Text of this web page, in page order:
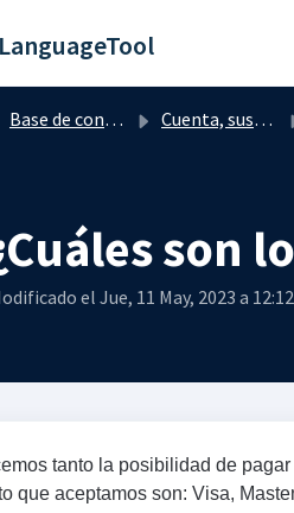
LanguageTool
Base de conocimientos Cuenta, suscripción y facturación
son
el Jue, 11 May, 2023 a 12:12
tanto la posibilidad de
que aceptamos son: Visa,